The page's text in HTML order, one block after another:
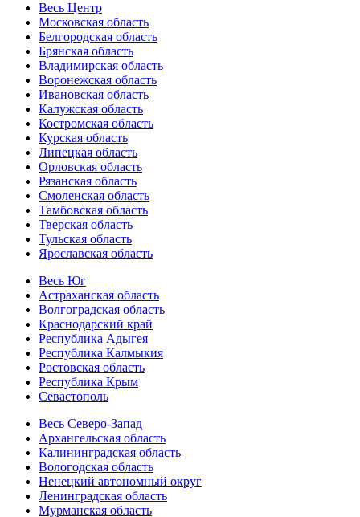
Весь Центр
Московская область
Белгородская область
Брянская область
Владимирская область
Воронежская область
Ивановская область
Калужская область
Костромская область
Курская область
Липецкая область
Орловская область
Рязанская область
Смоленская область
Тамбовская область
Тверская область
Тульская область
Ярославская область
Весь Юг
Астраханская область
Волгоградская область
Краснодарский край
Республика Адыгея
Республика Калмыкия
Ростовская область
Республика Крым
Севастополь
Весь Северо-Запад
Архангельская область
Калининградская область
Вологодская область
Ненецкий автономный округ
Ленинградская область
Мурманская область